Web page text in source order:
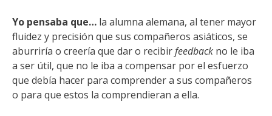
Yo pensaba que… la alumna alemana, al tener mayor
fluidez y precisión que sus compañeros asiáticos, se
aburriría o creería que dar o recibirfeedback no le iba
a ser útil, que no le iba a compensar por el esfuerzo
que debía hacer para comprender a sus compañeros
o para que estos la comprendieran a ella.